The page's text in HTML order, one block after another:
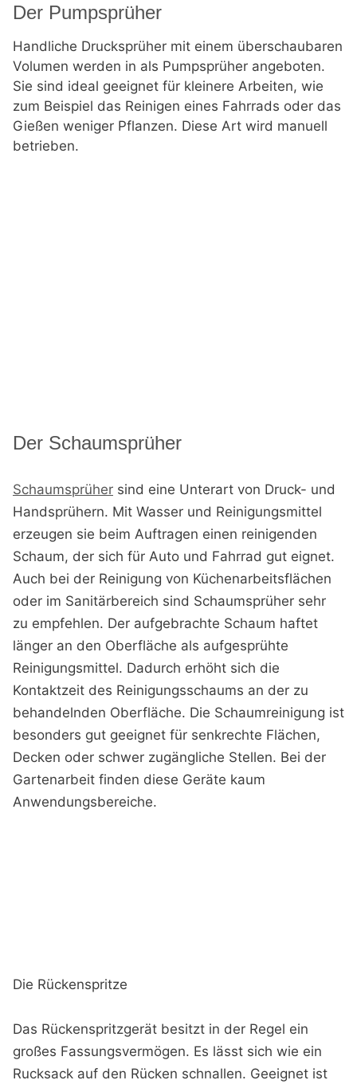
Der Pumpsprüher
Handliche Drucksprüher mit einem überschaubaren
Volumen werden in als Pumpsprüher angeboten.
Sie sind ideal geeignet für kleinere Arbeiten, wie
zum Beispiel das Reinigen eines Fahrrads oder das
Gießen weniger Pflanzen. Diese Art wird manuell
betrieben.
Der Schaumsprüher
Schaumsprüher sind eine Unterart von Druck- und
Handsprühern. Mit Wasser und Reinigungsmittel
erzeugen sie beim Auftragen einen reinigenden
Schaum, der sich für Auto und Fahrrad gut eignet.
Auch bei der Reinigung von Küchenarbeitsflächen
oder im Sanitärbereich sind Schaumsprüher sehr
zu empfehlen. Der aufgebrachte Schaum haftet
länger an den Oberfläche als aufgesprühte
Reinigungsmittel. Dadurch erhöht sich die
Kontaktzeit des Reinigungsschaums an der zu
behandelnden Oberfläche. Die Schaumreinigung ist
besonders gut geeignet für senkrechte Flächen,
Decken oder schwer zugängliche Stellen. Bei der
Gartenarbeit finden diese Geräte kaum
Anwendungsbereiche.
Die Rückenspritze
Das Rückenspritzgerät besitzt in der Regel ein
großes Fassungsvermögen. Es lässt sich wie ein
Rucksack auf den Rücken schnallen. Geeignet ist